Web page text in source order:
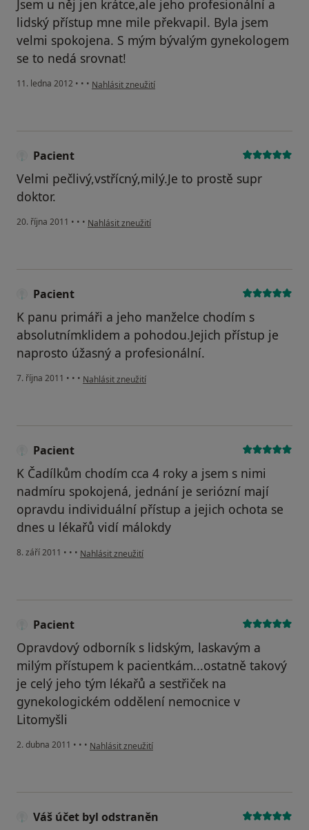
Jsem u něj jen krátce,ale jeho profesionální a
lidský přístup mne mile překvapil. Byla jsem
velmi spokojena. S mým bývalým gynekologem
se to nedá srovnat!
11. ledna 2012 • • • podle názoru uživatele Váš účet byl odstraněn
Nahlásit zneužití
Pacient
Velmi pečlivý,vstřícný,milý.Je to prostě supr
doktor.
20. října 2011 • • • podle názoru uživatele Pacient
Nahlásit zneužití
Pacient
K panu primáři a jeho manželce chodím s
absolutnímklidem a pohodou.Jejich přístup je
naprosto úžasný a profesionální.
7. října 2011 • • • podle názoru uživatele Pacient
Nahlásit zneužití
Pacient
K Čadílkům chodím cca 4 roky a jsem s nimi
nadmíru spokojená, jednání je seriózní mají
opravdu individuální přístup a jejich ochota se
dnes u lékařů vidí málokdy
8. září 2011 • • • podle názoru uživatele Pacient
Nahlásit zneužití
Pacient
Opravdový odborník s lidským, laskavým a
milým přístupem k pacientkám...ostatně takový
je celý jeho tým lékařů a sestřiček na
gynekologickém oddělení nemocnice v
Litomyšli
2. dubna 2011 • • • podle názoru uživatele Pacient
Nahlásit zneužití
Váš účet byl odstraněn